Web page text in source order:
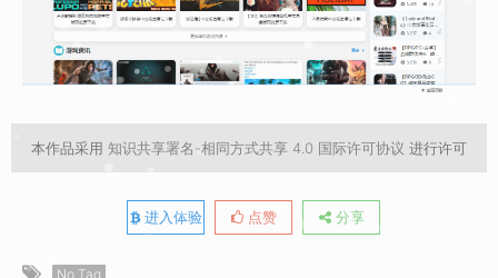
本作品采用 知识共享署名-相同方式共享 4.0 国际许可协议 进行许可
进入体验 点赞 分享
No Tag